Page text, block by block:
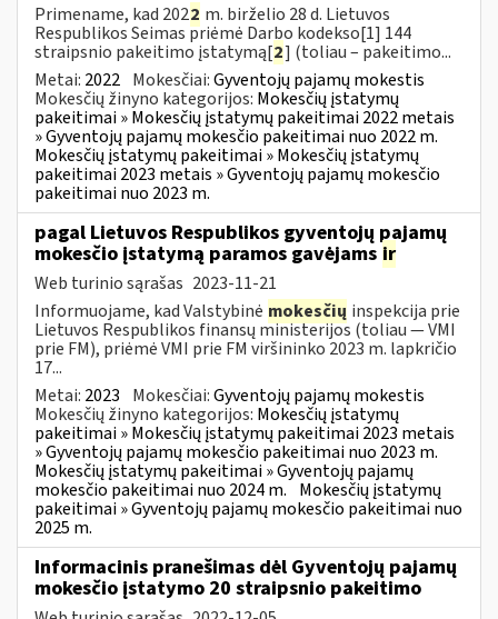
Primename, kad 2022 m. birželio 28 d. Lietuvos
Respublikos Seimas priėmė Darbo kodekso[1] 144
straipsnio pakeitimo įstatymą[2] (toliau – pakeitimo...
Metai: 2022 Mokesčiai:Gyventojų pajamų mokestis
Mokesčių žinyno kategorijos: Mokesčių įstatymų
pakeitimai » Mokesčių įstatymų pakeitimai 2022 metais
» Gyventojų pajamų mokesčio pakeitimai nuo 2022 m.
Mokesčių įstatymų pakeitimai » Mokesčių įstatymų
pakeitimai 2023 metais » Gyventojų pajamų mokesčio
pakeitimai nuo 2023 m.
pagal Lietuvos Respublikos gyventojų pajamų
mokesčio įstatymą paramos gavėjams ir
Web turinio sąrašas 2023-11-21
Informuojame, kad Valstybinė mokesčių inspekcija prie
Lietuvos Respublikos finansų ministerijos (toliau — VMI
prie FM), priėmė VMI prie FM viršininko 2023 m. lapkričio
17...
Metai: 2023 Mokesčiai:Gyventojų pajamų mokestis
Mokesčių žinyno kategorijos: Mokesčių įstatymų
pakeitimai » Mokesčių įstatymų pakeitimai 2023 metais
» Gyventojų pajamų mokesčio pakeitimai nuo 2023 m.
Mokesčių įstatymų pakeitimai » Gyventojų pajamų
mokesčio pakeitimai nuo 2024 m. Mokesčių įstatymų
pakeitimai » Gyventojų pajamų mokesčio pakeitimai nuo
2025 m.
Informacinis pranešimas dėl Gyventojų pajamų
mokesčio įstatymo 20 straipsnio pakeitimo